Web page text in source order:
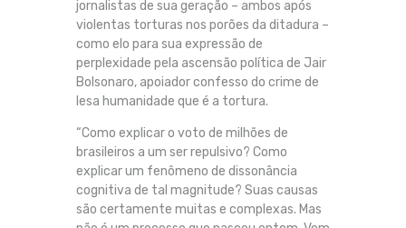
jornalistas de sua geração – ambos após
violentas torturas nos porões da ditadura –
como elo para sua expressão de
perplexidade pela ascensão política de Jair
Bolsonaro, apoiador confesso do crime de
lesa humanidade que é a tortura.
“Como explicar o voto de milhões de
brasileiros a um ser repulsivo? Como
explicar um fenômeno de dissonância
cognitiva de tal magnitude? Suas causas
são certamente muitas e complexas. Mas